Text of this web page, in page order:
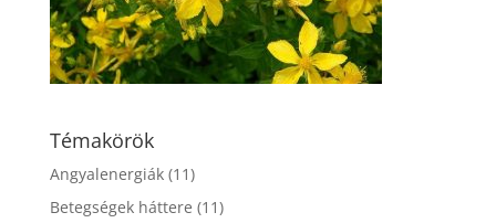
Témakörök
Angyalenergiák(11)
Betegségek háttere (11)